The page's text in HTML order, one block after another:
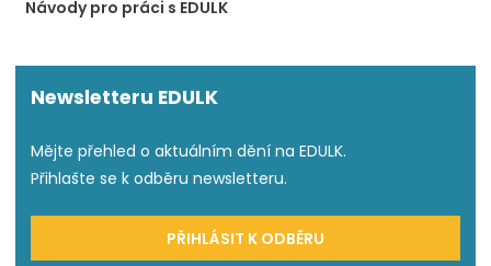
Návody pro práci s EDULK
Newsletteru EDULK
Mějte přehled o aktuálním dění na EDULK.
Přihlašte se k odběru newsletteru.
PŘIHLÁSIT K ODBĚRU